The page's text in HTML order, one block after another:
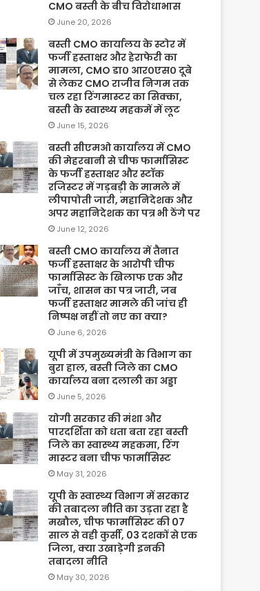
CMO बस्ती के बीच विरोधाभास
June 20, 2026
बस्ती CMO कार्यालय के स्टोर में
फर्जी हस्ताक्षर और हेराफेरी का
मामला, CMO डा० आर०एस० दूबे
से लेकर CMO राजीव निगम तक
चल रहा रिंगमास्टर का सिक्का,
बस्ती के स्वास्थ्य महकमें में लूट
June 15, 2026
बस्ती सीएमओ कार्यालय में CMO
की मेहरबानी से चीफ फार्मासिस्ट
के फर्जी हस्ताक्षर और स्टॉक
रजिस्टर में गड़बड़ी के मामले में
लीपापोती जारी, महानिदेशक और
अपर महानिदेशक का पत्र भी ठेंगे पर
June 12, 2026
बस्ती CMO कार्यालय में तैनात
फर्जी हस्ताक्षर के आरोपी चीफ
फार्मासिस्ट के खिलाफ एक और
जाँच, शासन का पत्र जारी, जब
फर्जी हस्ताक्षर मामले की जांच ही
निष्पक्ष नहीं तो नए का क्या?
June 6, 2026
यूपी में उपमुख्यमंत्री के विभाग का
बुरा हाल, बस्ती जिले का CMO
कार्यालय बना दलाली का अड्डा
June 5, 2026
योगी सरकार की मंशा और
पारदर्शिता को धता बता रहा बस्ती
जिले का स्वास्थ्य महकमा, रिंग
मास्टर बना चीफ फार्मासिस्ट
May 31, 2026
यूपी के स्वास्थ्य विभाग में सरकार
की तबादला नीति का उड़ता रहा है
मखौल, चीफ फार्मासिस्ट की 07
साल से वही कुर्सी, 03 दशकों से एक
जिला, क्या उखाड़ेगी इनकी
तबादला नीति
May 30, 2026